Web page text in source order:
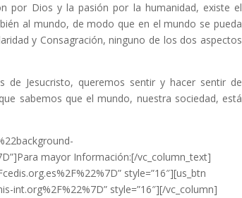
por Dios y la pasión por la humanidad, existe el
al mundo, de modo que en el mundo se pueda
y Consagración, ninguno de los dos aspectos
de Jesucristo, queremos sentir y hacer sentir de
sabemos que el mundo, nuestra sociedad, está
mayor Información:[/vc_column_text]
style=”16″][us_btn
int.org%2F%22%7D” style=”16″][/vc_column]